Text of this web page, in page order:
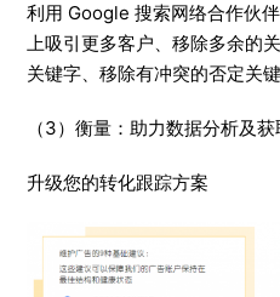
利用 Google 搜索网络合作伙
上吸引更多客户、移除多余的
关键字、移除有冲突的否定关
（3）衡量：助力数据分析及
升级您的转化跟踪方案